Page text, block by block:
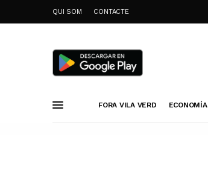
QUI SOM CONTACTE
FORA VILA VERD ECONOMÍA